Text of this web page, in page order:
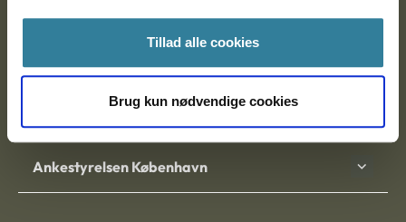
Tillad alle cookies
Brug kun nødvendige cookies
Nytorv 7, 2. sal
Ankestyrelsen Aalborg
Ankestyrelsen København